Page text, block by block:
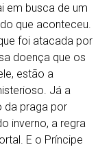
em busca de um
que aconteceu.
foi atacada por
doença que os
estão a
Já a
da praga por
inverno, a regra
E o Príncipe